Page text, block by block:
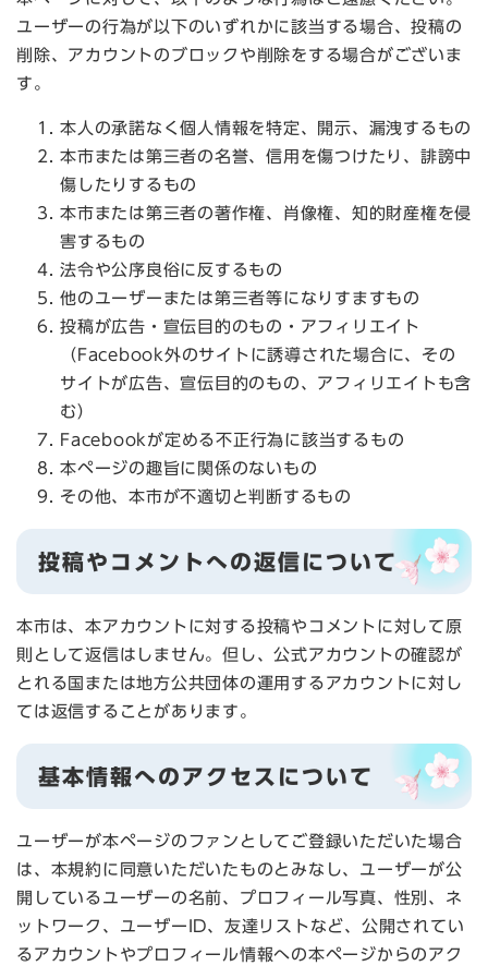
ユーザーの行為が以下のいずれかに該当する場合、投稿の
削除、アカウントのブロックや削除をする場合がございま
す。
本人の承諾なく個人情報を特定、開示、漏洩するもの
本市または第三者の名誉、信用を傷つけたり、誹謗中
傷したりするもの
本市または第三者の著作権、肖像権、知的財産権を侵
害するもの
法令や公序良俗に反するもの
他のユーザーまたは第三者等になりすますもの
投稿が広告・宣伝目的のもの・アフィリエイト
（Facebook外のサイトに誘導された場合に、その
サイトが広告、宣伝目的のもの、アフィリエイトも含
む）
Facebookが定める不正行為に該当するもの
本ページの趣旨に関係のないもの
その他、本市が不適切と判断するもの
投稿やコメントへの返信について
本市は、本アカウントに対する投稿やコメントに対して原
則として返信はしません。但し、公式アカウントの確認が
とれる国または地方公共団体の運用するアカウントに対し
ては返信することがあります。
基本情報へのアクセスについて
ユーザーが本ページのファンとしてご登録いただいた場合
は、本規約に同意いただいたものとみなし、ユーザーが公
開しているユーザーの名前、プロフィール写真、性別、ネ
ットワーク、ユーザーID、友達リストなど、公開されてい
るアカウントやプロフィール情報への本ページからのアク